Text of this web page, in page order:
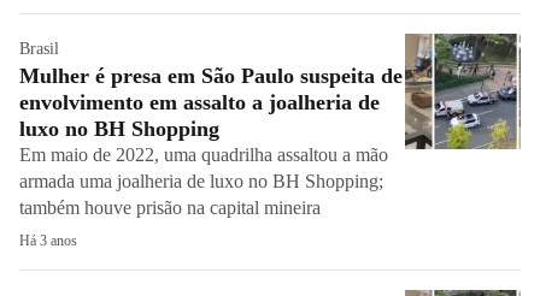
Brasil
Mulher é presa em São Paulo suspeita de
envolvimento em assalto a joalheria de
luxo no BH Shopping
Em maio de 2022, uma quadrilha assaltou a mão
armada uma joalheria de luxo no BH Shopping;
também houve prisão na capital mineira
Há 3 anos